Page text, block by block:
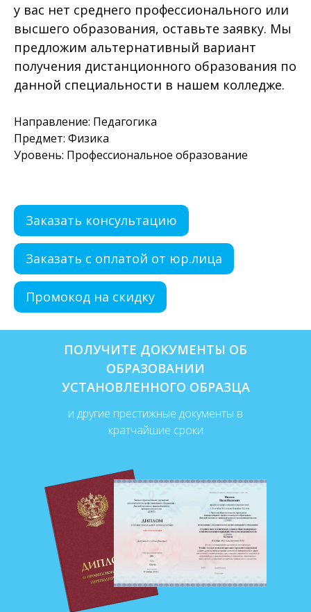
у вас нет среднего профессионального или
высшего образования, оставьте заявку. Мы
предложим альтернативный вариант
получения дистанционного образования по
данной специальности в нашем колледже.
Направление: Педагогика
Предмет: Физика
Уровень: Профессиональное образование
Заказать консультацию
Заказать с оплатой от юр.лица
Промокод на скидку
и другие престижные документы в
кратчайшие сроки
ПОЛУЧИТЕ ДОКУМЕНТЫ ОБ
ОБРАЗОВАНИИ
УСТАНОВЛЕННОГО ОБРАЗЦА